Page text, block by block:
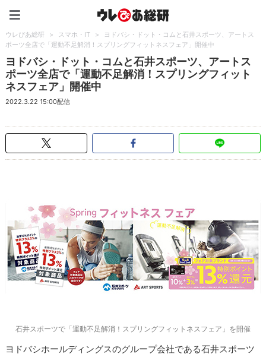
ウレぴあ総研 > スマホ・IT >
ヨドバシ・ドット・コムと石井スポーツ、アートス
ポーツ全店で「運動不足解消！スプリングフィットネスフェア」開催中
ヨドバシ・ドット・コムと石井スポーツ、アートス
ポーツ全店で「運動不足解消！スプリングフィット
ネスフェア」開催中
2022.3.22 15:00配信
石井スポーツで「運動不足解消！スプリングフィットネスフェア」を開催
ヨドバシホールディングスのグループ会社である石井スポーツ